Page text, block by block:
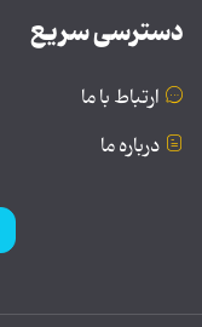
دسترسی سریع
ارتباط با ما
درباره ما